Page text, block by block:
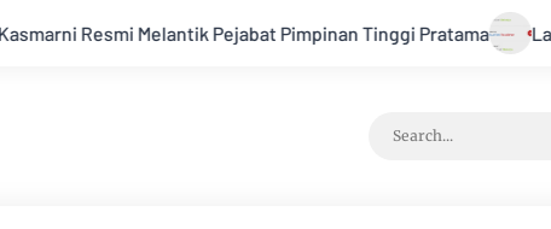
Pejabat Pimpinan Tinggi Pratama Layanan